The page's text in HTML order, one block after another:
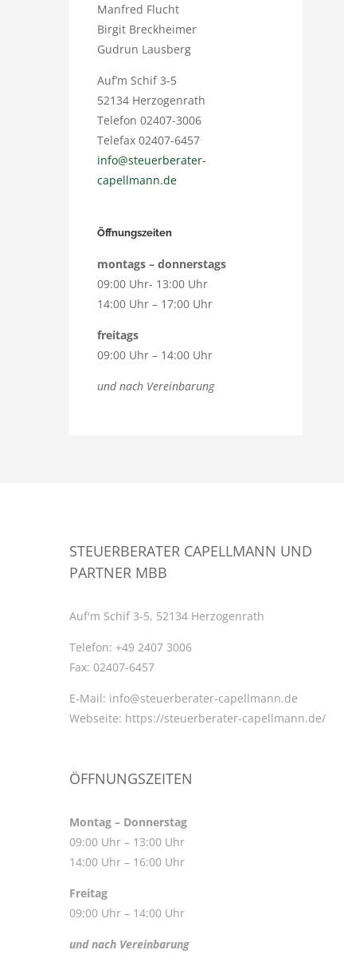
Manfred Flucht
Birgit Breckheimer
Gudrun Lausberg
Auf’m Schif 3-5
52134 Herzogenrath
Telefon 02407-3006
Telefax 02407-6457
info@steuerberater-
capellmann.de
Öffnungszeiten
montags – donnerstags
09:00 Uhr- 13:00 Uhr
14:00 Uhr – 17:00 Uhr
freitags
09:00 Uhr – 14:00 Uhr
und nach Vereinbarung
STEUERBERATER CAPELLMANN UND
PARTNER MBB
Auf'm Schif 3-5, 52134 Herzogenrath
Telefon: +49 2407 3006
Fax: 02407-6457
E-Mail: info@steuerberater-capellmann.de
Webseite: https://steuerberater-capellmann.de/
ÖFFNUNGSZEITEN
Montag – Donnerstag
09:00 Uhr – 13:00 Uhr
14:00 Uhr – 16:00 Uhr
Freitag
09:00 Uhr – 14:00 Uhr
und nach Vereinbarung